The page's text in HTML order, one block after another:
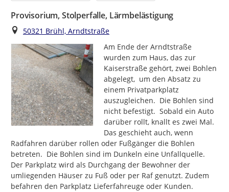
Provisorium, Stolperfalle, Lärmbelästigung
Ort
50321 Brühl, Arndtstraße
Am Ende der Arndtstraße
wurden zum Haus, das zur
Kaiserstraße gehört, zwei Bohlen
abgelegt,  um den Absatz zu
einem Privatparkplatz
auszugleichen.  Die Bohlen sind
nicht befestigt.  Sobald ein Auto
darüber rollt, knallt es zwei Mal.
Das geschieht auch, wenn
Radfahren darüber rollen oder Fußgänger die Bohlen
betreten.  Die Bohlen sind im Dunkeln eine Unfallquelle.
Der Parkplatz wird als Durchgang der Bewohner der
umliegenden Häuser zu Fuß oder per Raf genutzt. Zudem
befahren den Parkplatz Lieferfahreuge oder Kunden.